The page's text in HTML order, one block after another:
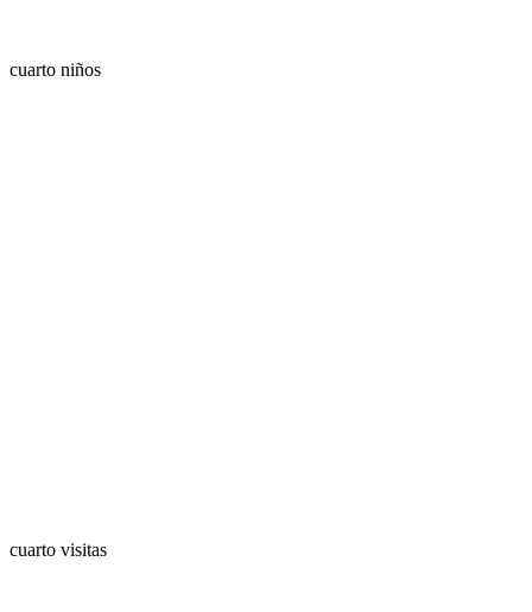
cuarto niños
cuarto visitas